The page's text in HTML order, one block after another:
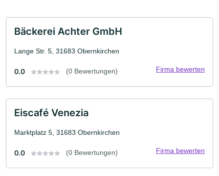
Bäckerei Achter GmbH
Lange Str. 5, 31683 Obernkirchen
0.0 (0 Bewertungen) Firma bewerten
Eiscafé Venezia
Marktplatz 5, 31683 Obernkirchen
0.0 (0 Bewertungen) Firma bewerten